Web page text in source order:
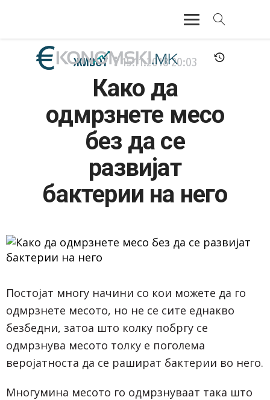
АКТУЕЛНО
ЕКОНОМИЈА
ФИНАНСИИ
БАНКАРСТВО
ЖИВОТ 15.11.201820:03
Како да
одмрзнете месо
без да се
развијат
бактерии на него
Постојат многу начини со кои можете да го
одмрзнете месото, но не се сите еднакво
безбедни, затоа што колку побргу се
одмрзнува месото толку е поголема
веројатноста да се рашират бактерии во него.
Многумина месото го одмрзнуваат така што